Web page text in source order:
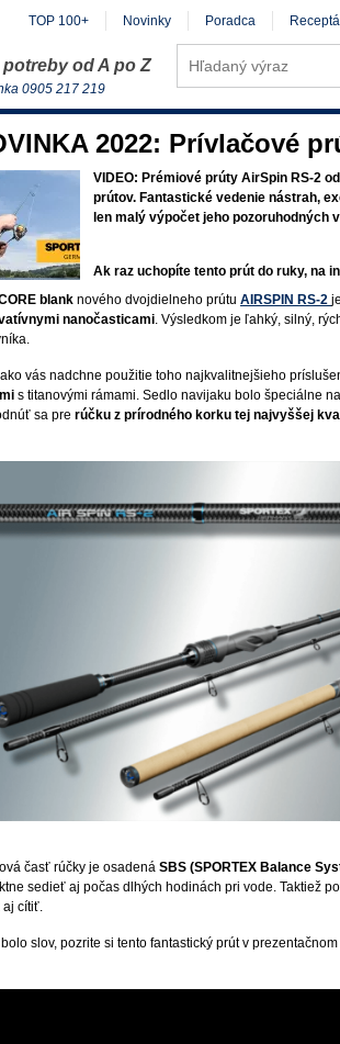
od A po Z
0905 217 219
2022: Prívlačové
VIDEO: Prémiové prúty AirSpin RS-2
prútov. Fantastické vedenie nástrah,
len malý výpočet jeho pozoruhodných
Ak raz uchopíte tento prút do ruky, na
blank nového dvojdielneho prútu AIRSPIN RS-2
nanočasticami. Výsledkom je ľahký, silný,
vás nadchne použitie toho najkvalitnejšieho
s titanovými rámami. Sedlo navijaku bolo špeciálne
sa pre rúčku z prírodného korku tej najvyššej
časť rúčky je osadená SBS (SPORTEX Balance
sedieť aj počas dlhých hodinách pri vode. Taktiež
aj cítiť.
slov, pozrite si tento fantastický prút v
TOP 100+ Novinky Poradca